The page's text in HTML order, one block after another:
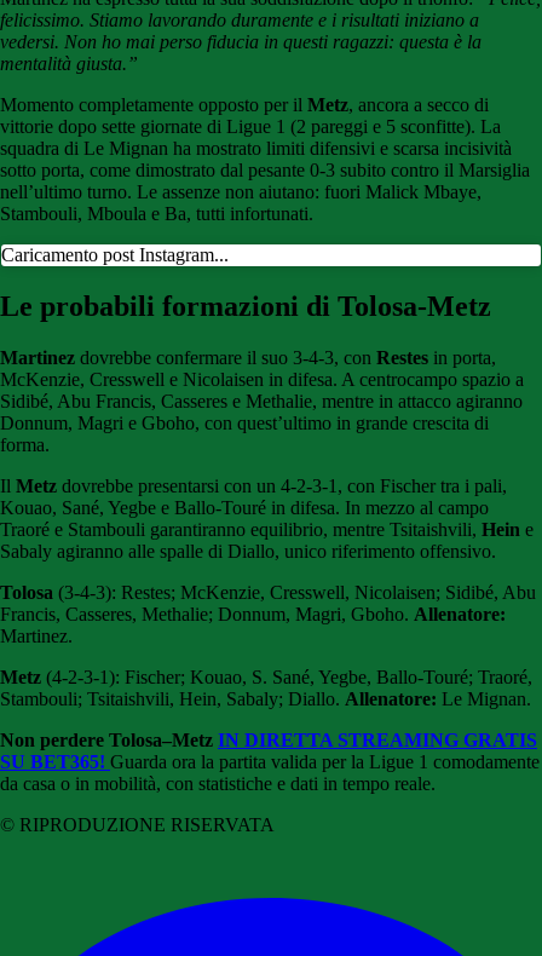
felicissimo. Stiamo lavorando duramente e i risultati iniziano a
vedersi. Non ho mai perso fiducia in questi ragazzi: questa è la
mentalità giusta.”
Momento completamente opposto per il Metz, ancora a secco di
vittorie dopo sette giornate di Ligue 1 (2 pareggi e 5 sconfitte). La
squadra di Le Mignan ha mostrato limiti difensivi e scarsa incisività
sotto porta, come dimostrato dal pesante 0-3 subito contro il Marsiglia
nell’ultimo turno. Le assenze non aiutano: fuori Malick Mbaye,
Stambouli, Mboula e Ba, tutti infortunati.
Caricamento post Instagram...
Le probabili formazioni di Tolosa-Metz
Martinez dovrebbe confermare il suo 3-4-3, con Restes in porta,
McKenzie, Cresswell e Nicolaisen in difesa. A centrocampo spazio a
Sidibé, Abu Francis, Casseres e Methalie, mentre in attacco agiranno
Donnum, Magri e Gboho, con quest’ultimo in grande crescita di
forma.
Il Metz dovrebbe presentarsi con un 4-2-3-1, con Fischer tra i pali,
Kouao, Sané, Yegbe e Ballo-Touré in difesa. In mezzo al campo
Traoré e Stambouli garantiranno equilibrio, mentre Tsitaishvili, Hein e
Sabaly agiranno alle spalle di Diallo, unico riferimento offensivo.
Tolosa (3-4-3): Restes; McKenzie, Cresswell, Nicolaisen; Sidibé, Abu
Francis, Casseres, Methalie; Donnum, Magri, Gboho. Allenatore:
Martinez.
Metz (4-2-3-1): Fischer; Kouao, S. Sané, Yegbe, Ballo-Touré; Traoré,
Stambouli; Tsitaishvili, Hein, Sabaly; Diallo. Allenatore: Le Mignan.
Non perdere Tolosa–Metz IN DIRETTA STREAMING GRATIS
SU BET365! Guarda ora la partita valida per la Ligue 1 comodamente
da casa o in mobilità, con statistiche e dati in tempo reale.
© RIPRODUZIONE RISERVATA